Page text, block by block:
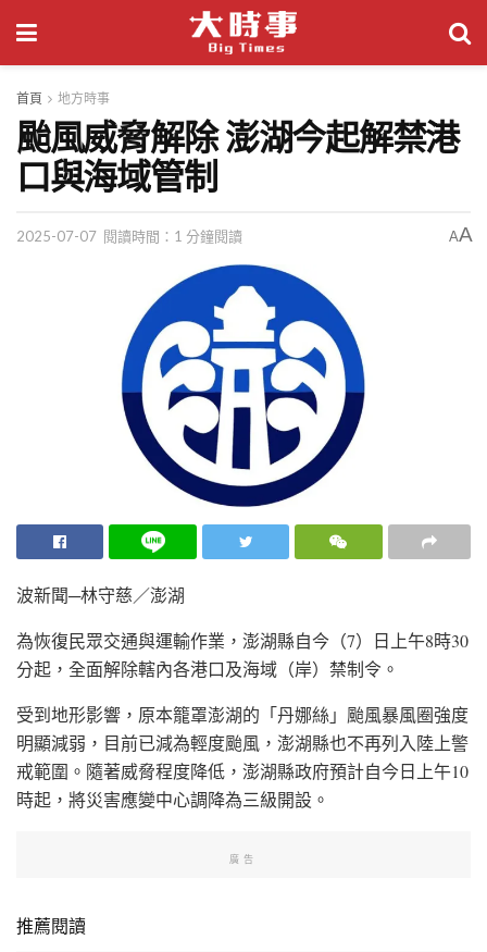
首頁 地方時事
颱風威脅解除 澎湖今起解禁港
口與海域管制
2025-07-07 閱讀時間：1 分鐘閱讀 AA
波新聞─林守慈／澎湖
為恢復民眾交通與運輸作業，澎湖縣自今（7）日上午8時30
分起，全面解除轄內各港口及海域（岸）禁制令。
受到地形影響，原本籠罩澎湖的「丹娜絲」颱風暴風圈強度
明顯減弱，目前已減為輕度颱風，澎湖縣也不再列入陸上警
戒範圍。隨著威脅程度降低，澎湖縣政府預計自今日上午10
時起，將災害應變中心調降為三級開設。
廣告
推薦閱讀